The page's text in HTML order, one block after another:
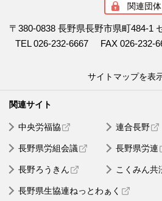
関連団体
〒380-0838 長野県長野市県町484-1
TEL 026-232-6667
FAX 026-232-
サイトマップを表
中央労福協 連合長野
長野県労組会議 長野県労連
長野ろうきん こくみん共
長野県生協連ねっとわぁく